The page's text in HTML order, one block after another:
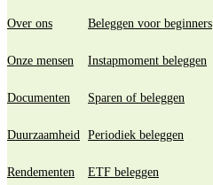
Over ons
Onze mensen
Documenten
Duurzaamheid
Rendementen
Beleggen voor beginners
Instapmoment beleggen
Sparen of beleggen
Periodiek beleggen
ETF beleggen